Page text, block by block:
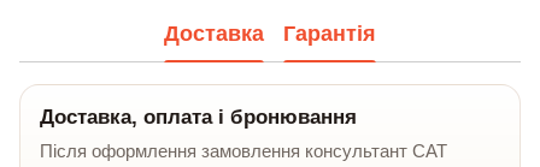
Доставка Гарантія
Доставка, оплата і бронювання
Після оформлення замовлення консультант CAT